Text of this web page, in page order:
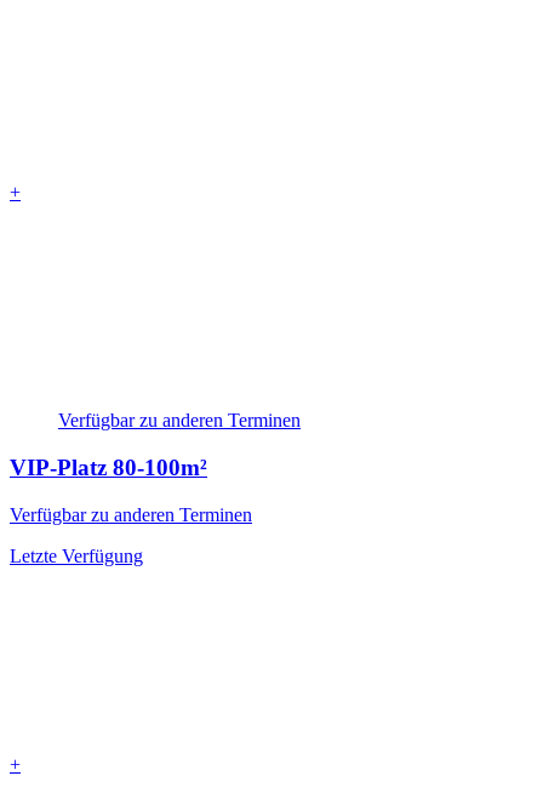
+
Verfügbar zu anderen Terminen
VIP-Platz 80-100m²
Verfügbar zu anderen Terminen
Letzte Verfügung
+